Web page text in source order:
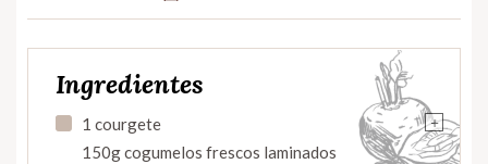
Ingredientes
+
1 courgete
150g cogumelos frescos laminados